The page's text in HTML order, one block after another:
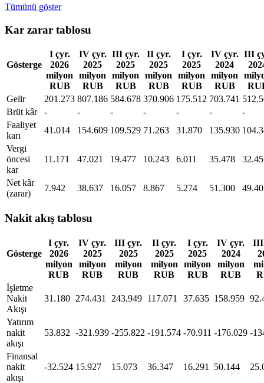
Tümünü göster
Kar zarar tablosu
Gösterge
I çyr.
2026
milyon
RUB
IV çyr.
2025
milyon
RUB
III çyr.
2025
milyon
RUB
II çyr.
2025
milyon
RUB
I çyr.
2025
milyon
RUB
IV çyr.
2024
milyon
RUB
III
Gelir
201.273 807.186 584.678 370.906 175.512 703.741
Brüt kâr
- - - - - -
-
Faaliyet
karı
41.014 154.609 109.529 71.263 31.870 135.930
Vergi
öncesi
kar
11.171 47.021 19.477 10.243 6.011 35.478
Net kâr
(zarar)
7.942 38.637 16.057 8.867 5.274 51.300
Nakit akış tablosu
Gösterge
I çyr.
2026
milyon
RUB
IV çyr.
2025
milyon
RUB
III çyr.
2025
milyon
RUB
II çyr.
2025
milyon
RUB
I çyr.
2025
milyon
RUB
IV çyr.
2024
milyon
RUB
III
İşletme
Nakit
Akışı
31.180 274.431 243.949 117.071 37.635 158.959
Yatırım
nakit
akışı
53.832 -321.939 -255.822 -191.574 -70.911 -176.029 -
Finansal
nakit
akışı
-32.524 15.927 15.073 36.347 16.291 50.144